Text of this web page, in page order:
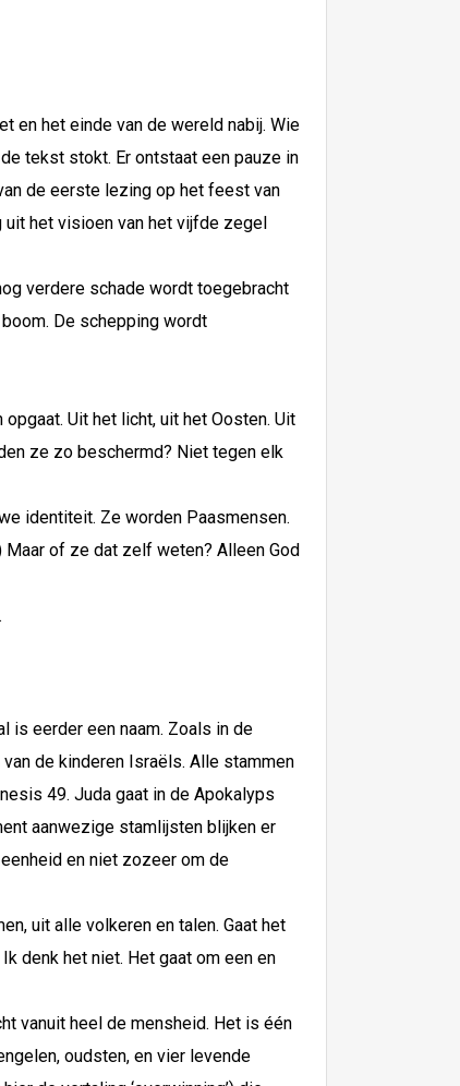
en het einde van de wereld nabij. Wie
tekst stokt. Er ontstaat een pauze in
de eerste lezing op het feest van
uit het visioen van het vijfde zegel
verdere schade wordt toegebracht
De schepping wordt
Uit het licht, uit het Oosten. Uit
ze zo beschermd? Niet tegen elk
identiteit. Ze worden Paasmensen.
Maar of ze dat zelf weten? Alleen God
is eerder een naam. Zoals in de
de kinderen Israëls. Alle stammen
49. Juda gaat in de Apokalyps
aanwezige stamlijsten blijken er
en niet zozeer om de
uit alle volkeren en talen. Gaat het
denk het niet. Het gaat om een en
vanuit heel de mensheid. Het is één
oudsten, en vier levende